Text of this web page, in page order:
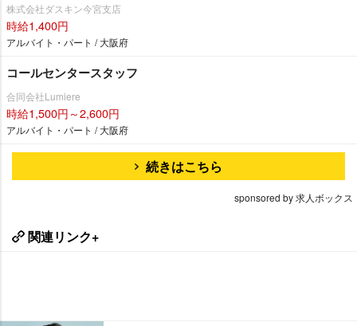
株式会社ダスキン今宮支店
時給1,400円
アルバイト・パート / 大阪府
コールセンタースタッフ
合同会社Lumiere
時給1,500円～2,600円
アルバイト・パート / 大阪府
続きはこちら
sponsored by 求人ボックス
関連リンク+